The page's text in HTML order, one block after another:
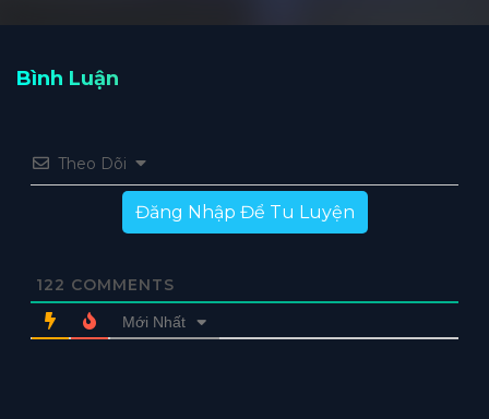
Bình Luận
Theo Dõi
Đăng Nhập Để Tu Luyện
122 COMMENTS
Mới Nhất